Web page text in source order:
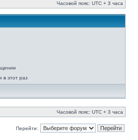
Часовой пояс: UTC + 3 часа
в этот раз
Часовой пояс: UTC + 3 часа
Перейти: